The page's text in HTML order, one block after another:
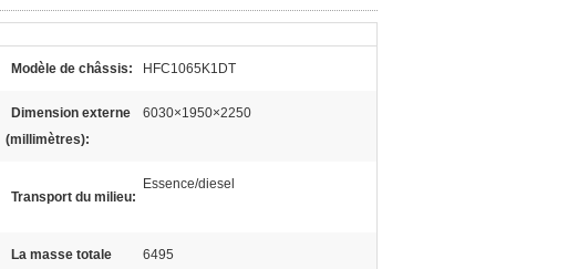
Modèle de châssis: HFC1065K1DT
Dimension externe
(millimètres):
6030×1950×2250
Transport du milieu:
Essence/diesel
La masse totale
6495